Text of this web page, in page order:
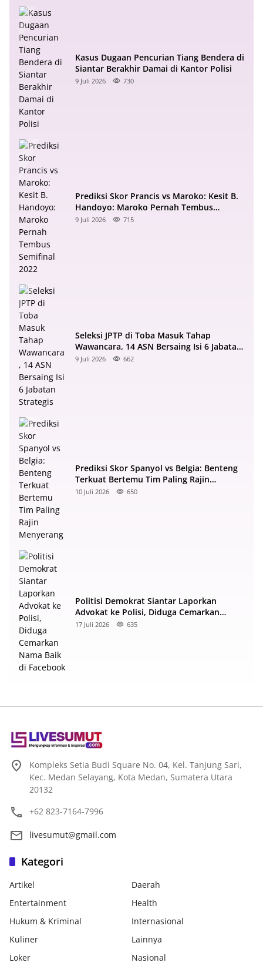
Kasus Dugaan Pencurian Tiang Bendera di
Siantar Berakhir Damai di Kantor Polisi
9 Juli 2026 730
Prediksi Skor Prancis vs Maroko: Kesit B.
Handoyo: Maroko Pernah Tembus
Semifinal 2022
9 Juli 2026 715
Seleksi JPTP di Toba Masuk Tahap
Wawancara, 14 ASN Bersaing Isi 6 Jabatan
Strategis
9 Juli 2026 662
Prediksi Skor Spanyol vs Belgia: Benteng
Terkuat Bertemu Tim Paling Rajin
Menyerang
10 Juli 2026 650
Politisi Demokrat Siantar Laporkan
Advokat ke Polisi, Diduga Cemarkan
Nama Baik di Facebook
17 Juli 2026 635
Kompleks Setia Budi Square No. 04, Kel. Tanjung Sari,
Kec. Medan Selayang, Kota Medan, Sumatera Utara
20132
+62 823-7164-7996
livesumut@gmail.com
Kategori
Artikel
Daerah
Entertainment
Health
Hukum & Kriminal
Internasional
Kuliner
Lainnya
Loker
Nasional